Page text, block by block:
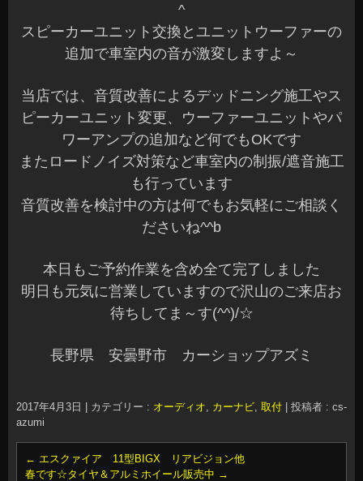
^
スピーカーユニット交換とユニットウーファーの
追加で車室内の音が激変しますよ～
当店では、音質改善によるデッドニング施工やス
ピーカーユニット変更、ウーファーユニットやパ
ワーアンプの追加など何でもOKです
またロードノイズ対策など車室内の制振/遮音施工
も行っています
音質改善を検討中の方は何でもお気軽にご相談く
ださいね^^b
本日もご予約作業を含め全て完了しました
明日も元気に営業していますので沢山のご来店お
待ちしてま～す(^^)/☆
長野県 安曇野市 カーショップアズミ
2017年4月3日 カテゴリー : オーディオ, カーナビ, 取付
投稿者 : cs-
azumi
← エスクァイア 11型BIGX リアビジョン他
春です☆タイヤ＆アルミホイール販売中 →